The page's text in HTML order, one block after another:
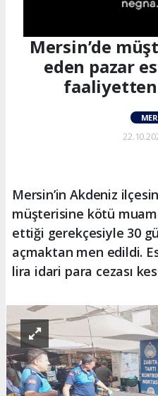
Mersin’de
eden pazar
faaliyetten
Mersin’in Akdeniz
müşterisine kötü
ettiği gerekçesiyle 30
açmaktan men edildi.
lira idari para cezası